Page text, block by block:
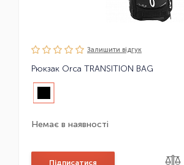
Залишити вiдгук
Рюкзак Orca TRANSITION BAG
Немає в наявності
Підписатися